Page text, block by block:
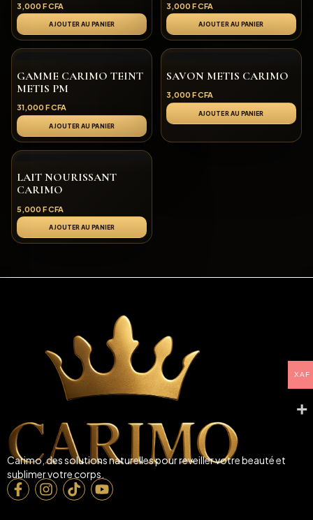
3,000 F CFA
AJOUTER AU PANIER
3,000 F CFA
AJOUTER AU PANIER
GAMME CARIMO TEINT
METIS PM
31,000 F CFA
AJOUTER AU PANIER
SAVON METIS CARIMO
3,000 F CFA
AJOUTER AU PANIER
LAIT NOURISSANT
CARIMO
5,000 F CFA
AJOUTER AU PANIER
Carimo, des solutions naturelles pour reveiller votre beauté et
sublimer votre corps.
XAF